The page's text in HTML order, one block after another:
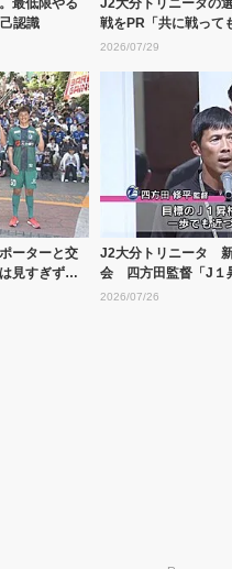
最低限やる
認識
J2大分トリニータの
戦をPR「共に戦って
い」
2026/07/29
ーターと交
見すぎずに
J2大分トリニータ
会 四方田監督「J１
ける...
2026/07/26